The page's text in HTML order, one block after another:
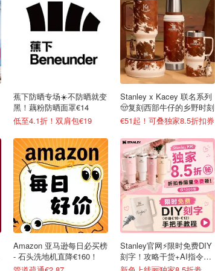
蕉下防晒专场☀️不防晒就变
黑！藕粉防晒面罩€14
低至4.1折！双肩包€19
Amazon 亚马逊每日必买榜
- 石头洗地机直降€160！
Stanley x Kacey 联名系列
🤠复刻西部牛仔的乡野时刻
€51起！可叠独家8.5折扣券
Stanley官网⚡️限时免费DIY
刻字！攻略干货+AI指令直
接戳